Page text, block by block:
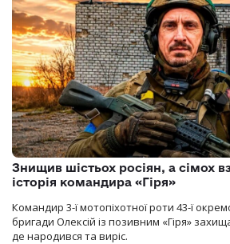
Знищив шістьох росіян, а сімох
історія командира «Гіря»
Командир 3-ї мотопіхотної роти 43-ї
бригади Олексій із позивним «Гіря»
де народився та виріс.